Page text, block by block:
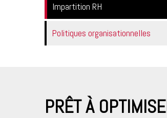
Impartition RH
Politiques organisationnelles
PRÊT À